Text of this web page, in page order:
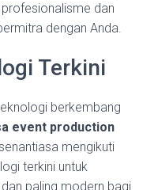
dan
dengan Anda.
Terkini
berkembang
event production
mengikuti
terkini untuk
paling modern bagi